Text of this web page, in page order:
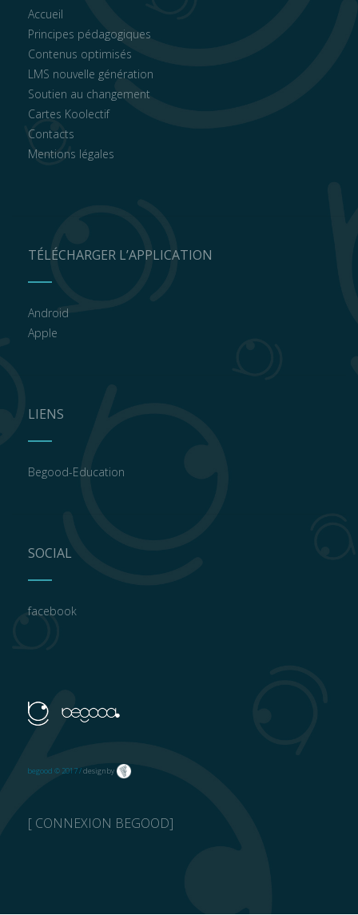
Accueil
Principes pédagogiques
Contenus optimisés
LMS nouvelle génération
Soutien au changement
Cartes Koolectif
Contacts
Mentions légales
TÉLÉCHARGER L’APPLICATION
Android
Apple
LIENS
Begood-Education
SOCIAL
facebook
begood © 2017 /design by
[ CONNEXION BEGOOD]